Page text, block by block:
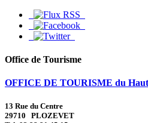
Office de Tourisme
OFFICE DE TOURISME du Haut
13 Rue du Centre
29710 PLOZEVET